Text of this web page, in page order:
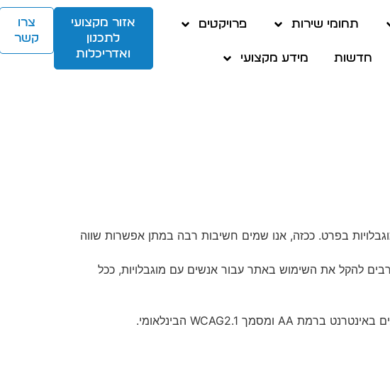
תחומי שירות פרויקטים
חדשות מידע מקצועי
אזור מקצועי
לתכנון
ואדריכלות
צרו
קשר
בפרט. ככזה, אנו שמים חשיבות רבה במתן אפשרות שווה
רבים להקל את השימוש באתר עבור אנשים עם מוגבלויות, ככל